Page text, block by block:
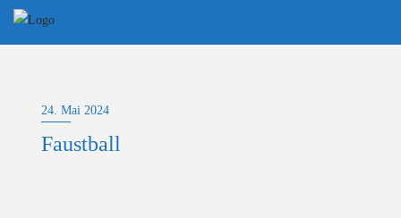
Skip
24. Mai 2024
Faustball